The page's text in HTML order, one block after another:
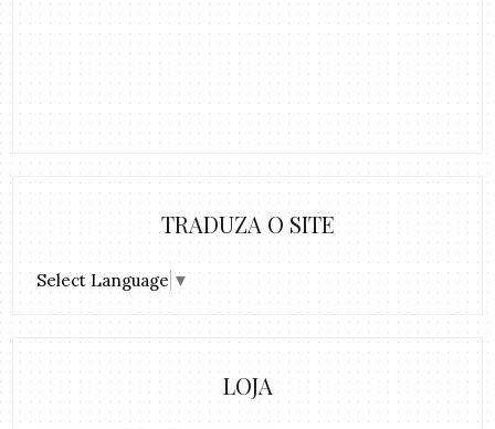
TRADUZA O SITE
Select Language ▼
LOJA